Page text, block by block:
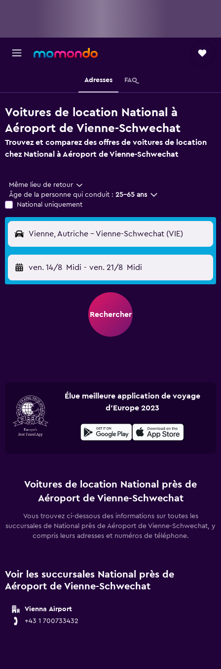
Adresses FAQ
Voitures de location National à
Aéroport de Vienne-Schwechat
Trouvez et comparez des offres de voitures de location
chez National à Aéroport de Vienne-Schwechat
Même lieu de retour
Âge de la personne qui conduit : 25-65 ans
National uniquement
Vienne, Autriche - Vienne-Schwechat (VIE)
ven. 14/8 Midi - ven. 21/8 Midi
Rechercher
Élue meilleure application de voyage
d'Europe 2023
Voitures de location National près de
Aéroport de Vienne-Schwechat
Vous trouvez ci-dessous des informations sur toutes les
succursales de National près de Aéroport de Vienne-Schwechat, y
compris leurs adresses et numéros de téléphone.
Voir les succursales National près de
Aéroport de Vienne-Schwechat
Vienna Airport
+43 1 700733432